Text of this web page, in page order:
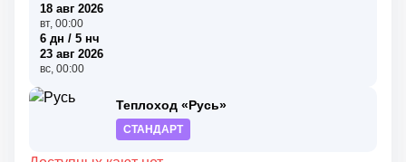
18 авг 2026
вт, 00:00
6 дн / 5 нч
23 авг 2026
вс, 00:00
Теплоход «Русь»
СТАНДАРТ